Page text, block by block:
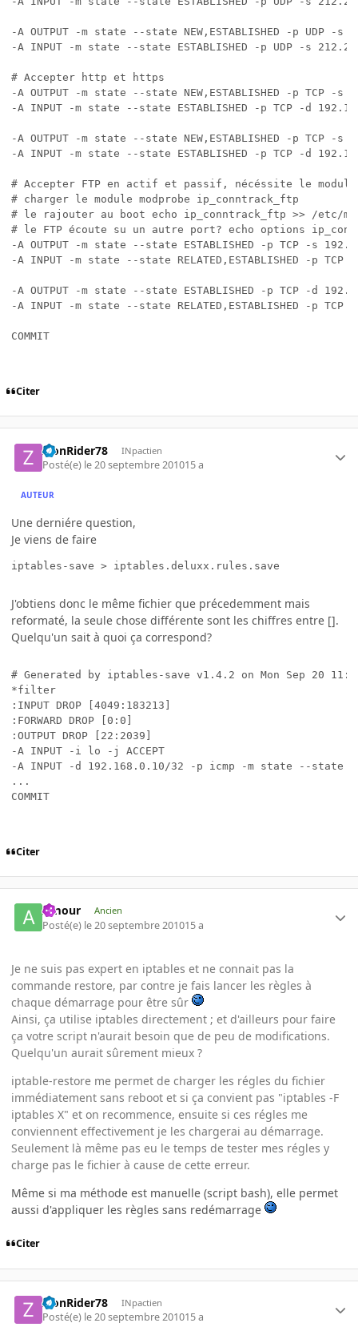
-A OUTPUT -m state --state NEW,ESTABLISHED -p
-A INPUT -m state --state ESTABLISHED -p UDP -s
# Accepter http et https
-A OUTPUT -m state --state NEW,ESTABLISHED -p
-A INPUT -m state --state ESTABLISHED -p TCP -d
-A OUTPUT -m state --state NEW,ESTABLISHED -p TCP
-A INPUT -m state --state ESTABLISHED -p TCP -d
# Accepter FTP en actif et passif, nécéssite le
# charger le module modprobe ip_conntrack_ftp
# le rajouter au boot echo ip_conntrack_ftp >> /etc/
# le FTP écoute su un autre port? echo options
-A OUTPUT -m state --state ESTABLISHED -p TCP -s
-A INPUT -m state --state RELATED,ESTABLISHED -p
-A OUTPUT -m state --state ESTABLISHED -p TCP -d
-A INPUT -m state --state RELATED,ESTABLISHED -p
Citer
ZionRider78 INpactien
Posté(e) le 20 septembre 201015 a
AUTEUR
Une derniére question,
Je viens de faire
iptables-save > iptables.deluxx.rules.save
J'obtiens donc le même fichier que précedemment mais
reformaté, la seule chose différente sont les chiffres entre [].
Quelqu'un sait à quoi ça correspond?
# Generated by iptables-save v1.4.2 on Mon Sep 20
*filter
:INPUT DROP [4049:183213]
:FORWARD DROP [0:0]
:OUTPUT DROP [22:2039]
-A INPUT -i lo -j ACCEPT
-A INPUT -d 192.168.0.10/32 -p icmp -m state --state
...
Citer
Amour Ancien
Posté(e) le 20 septembre 201015 a
Je ne suis pas expert en iptables et ne connait pas la
commande restore, par contre je fais lancer les règles à
chaque démarrage pour être sûr
Ainsi, ça utilise iptables directement ; et d'ailleurs pour faire
ça votre script n'aurait besoin que de peu de modifications.
Quelqu'un aurait sûrement mieux ?
iptable-restore me permet de charger les régles du fichier
immédiatement sans reboot et si ça convient pas "iptables -F
iptables X" et on recommence, ensuite si ces régles me
conviennent effectivement je les chargerai au démarrage.
Seulement là même pas eu le temps de tester mes régles y
charge pas le fichier à cause de cette erreur.
Même si ma méthode est manuelle (script bash), elle permet
aussi d'appliquer les règles sans redémarrage
Citer
ZionRider78 INpactien
Posté(e) le 20 septembre 201015 a